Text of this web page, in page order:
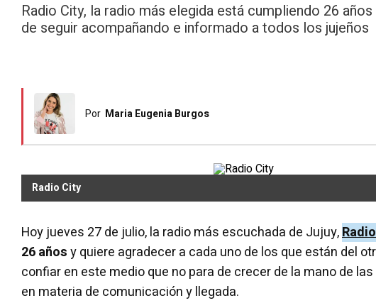
Radio City, la radio más elegida está cumpliendo 26
de seguir acompañando e informado a todos los jujeños
Por Maria Eugenia Burgos
Radio City
Hoy jueves 27 de julio, la radio más escuchada de Jujuy,
26 añosy quiere agradecer a cada uno de los que están del
confiar en este medio que no para de crecer de la mano de
en materia de comunicación y llegada.